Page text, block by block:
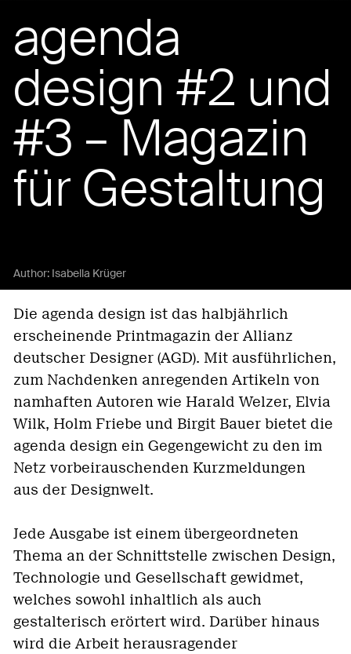
agenda
design #2 und
#3 – Magazin
für Gestaltung
Author: Isabella Krüger
Die agenda design ist das halbjährlich
erscheinende Printmagazin der Allianz
deutscher Designer (AGD). Mit ausführlichen,
zum Nachdenken anregenden Artikeln von
namhaften Autoren wie Harald Welzer, Elvia
Wilk, Holm Friebe und Birgit Bauer bietet die
agenda design ein Gegengewicht zu den im
Netz vorbeirauschenden Kurzmeldungen
aus der Designwelt.
Jede Ausgabe ist einem übergeordneten
Thema an der Schnittstelle zwischen Design,
Technologie und Gesellschaft gewidmet,
welches sowohl inhaltlich als auch
gestalterisch erörtert wird. Darüber hinaus
wird die Arbeit herausragender